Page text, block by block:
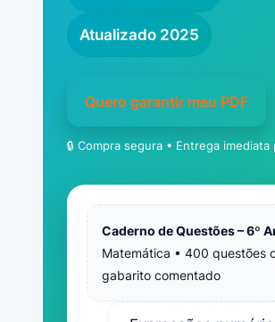
Atualizado 2025
Quero garantir meu PDF
🔒 Compra segura • Entrega imediata
Caderno de Questões – 6º
Matemática • 400 questões
gabarito comentado